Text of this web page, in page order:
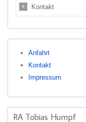
Kontakt
Anfahrt
Kontakt
Impressum
RA Tobias Humpf